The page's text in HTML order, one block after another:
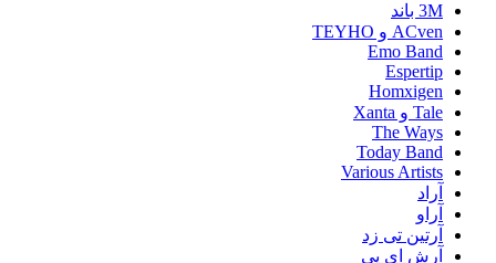
3M باند
ACven و TEYHO
Emo Band
Espertip
Homxigen
Tale و Xanta
The Ways
Today Band
Various Artists
آراد
آراو
آرتین تی زد
آرش ای پی